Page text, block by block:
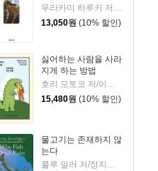
무라카미 하루키 저/임홍빈 역
13,050원 (10% 할인)
싫어하는 사람을 사라
지게 하는 방법
15,480원 (10% 할인)
물고기는 존재하지 않
는다
룰루 밀러 저/정지인 역